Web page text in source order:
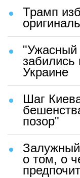
Трамп
забились
Украине
Шаг
позор"
о том, о